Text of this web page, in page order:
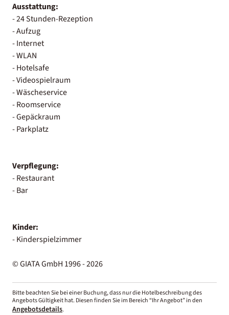
Ausstattung:
- 24 Stunden-Rezeption
- Aufzug
- Internet
- WLAN
- Hotelsafe
- Videospielraum
- Wäscheservice
- Roomservice
- Gepäckraum
- Parkplatz
Verpflegung:
- Restaurant
- Bar
Kinder:
- Kinderspielzimmer
© GIATA GmbH 1996 - 2026
Bitte beachten Sie bei einer Buchung, dass nur die Hotelbeschreibung des
Angebots Gültigkeit hat. Diesen finden Sie im Bereich “Ihr Angebot” in den
Angebotsdetails.